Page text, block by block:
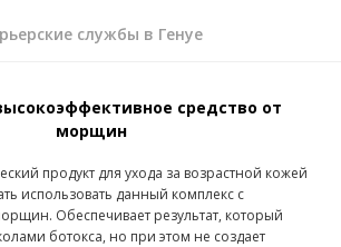
службы в Генуе
средство от
морщин
продукт для ухода за возрастной кожей
использовать данный комплекс с
Обеспечивает результат, который
ботокса, но при этом не создает